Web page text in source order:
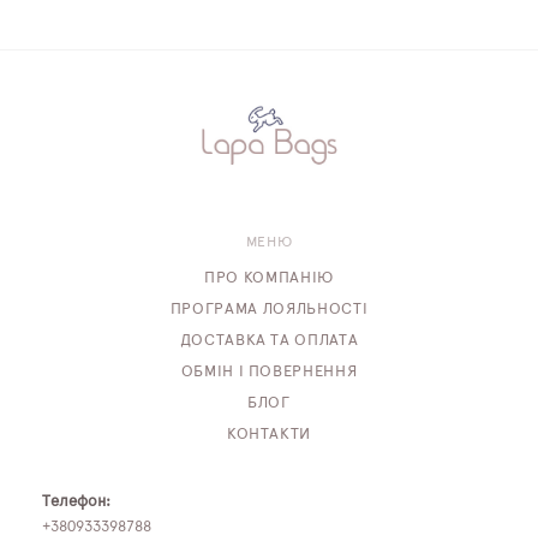
МЕНЮ
ПРО КОМПАНІЮ
ПРОГРАМА ЛОЯЛЬНОСТІ
ДОСТАВКА ТА ОПЛАТА
ОБМІН І ПОВЕРНЕННЯ
БЛОГ
КОНТАКТИ
Телефон:
+380933398788